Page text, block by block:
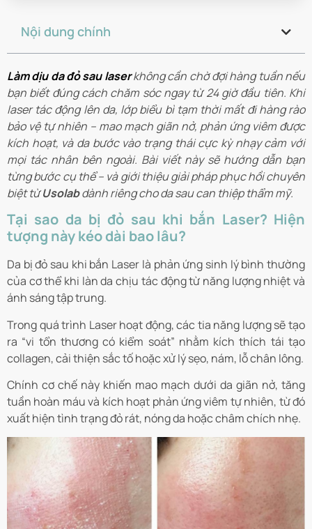
Nội dung chính
Làm dịu da đỏ sau laserkhông cần chờ đợi hàng tuần nếu
bạn biết đúng cách chăm sóc ngay từ 24 giờ đầu tiên. Khi
laser tác động lên da, lớp biểu bì tạm thời mất đi hàng rào
bảo vệ tự nhiên – mao mạch giãn nở, phản ứng viêm được
kích hoạt, và da bước vào trạng thái cực kỳ nhạy cảm với
mọi tác nhân bên ngoài. Bài viết này sẽ hướng dẫn bạn
từng bước cụ thể – và giới thiệu giải pháp phục hồi chuyên
biệt từUsolabdành riêng cho da sau can thiệp thẩm mỹ.
Tại sao da bị đỏ sau khi bắn Laser? Hiện
tượng này kéo dài bao lâu?
Da bị đỏ sau khi bắn Laser là phản ứng sinh lý bình thường
của cơ thể khi làn da chịu tác động từ năng lượng nhiệt và
ánh sáng tập trung.
Trong quá trình Laser hoạt động, các tia năng lượng sẽ tạo
ra “vi tổn thương có kiểm soát” nhằm kích thích tái tạo
collagen, cải thiện sắc tố hoặc xử lý sẹo, nám, lỗ chân lông.
Chính cơ chế này khiến mao mạch dưới da giãn nở, tăng
tuần hoàn máu và kích hoạt phản ứng viêm tự nhiên, từ đó
xuất hiện tình trạng đỏ rát, nóng da hoặc châm chích nhẹ.